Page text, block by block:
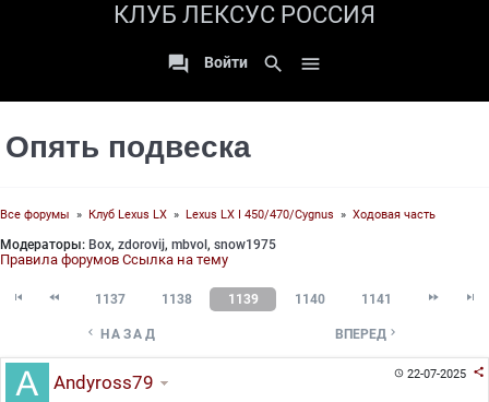
КЛУБ ЛЕКСУС РОССИЯ
 Войти search 
Опять подвеска
Все форумы » Клуб Lexus LX » Lexus LX I 450/470/Cygnus » Ходовая часть
Модераторы: Box, zdorovij, mbvol , snow1975
Правила форумов Ссылка на тему
  1137 1138 1139 1140 1141  
 НАЗАД ВПЕРЕД 
22-07-2025 
Andyross79